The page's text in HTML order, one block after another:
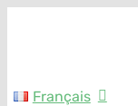
Français